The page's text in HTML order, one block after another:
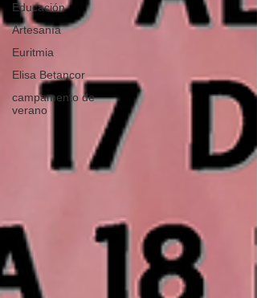
Educación
Artesanía
Euritmia
Elisa Betancor
campamento de
verano